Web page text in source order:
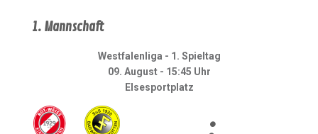
1. Mannschaft
Westfalenliga - 1. Spieltag
09. August - 15:45 Uhr
Elsesportplatz